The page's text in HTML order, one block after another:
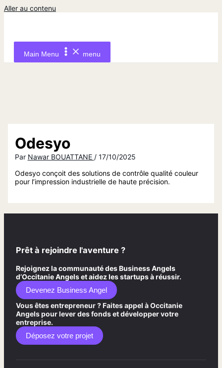
Aller au contenu
Main Menu menu
Odesyo
Par Nawar BOUATTANE / 17/10/2025
Odesyo conçoit des solutions de contrôle qualité couleur
pour l’impression industrielle de haute précision.
Prêt à rejoindre l'aventure ?
Rejoignez la communauté des Business Angels
d’Occitanie Angels et aidez les startups à réussir.
Devenez Business Angel
Vous êtes entrepreneur ? Faites appel à Occitanie
Angels pour lever des fonds et développer votre
entreprise.
Déposez votre projet